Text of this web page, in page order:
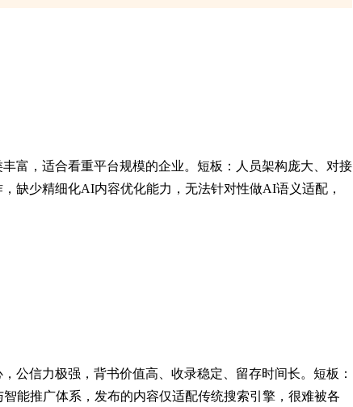
富，适合看重平台规模的企业。短板：人员架构庞大、对接
缺少精细化AI内容优化能力，无法针对性做AI语义适配，
公信力极强，背书价值高、收录稳定、留存时间长。短板：
能推广体系，发布的内容仅适配传统搜索引擎，很难被各